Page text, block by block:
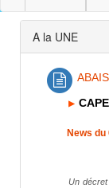
A la UNE
News du
Un